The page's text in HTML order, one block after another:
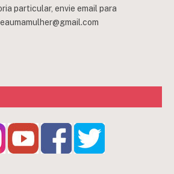
particular, envie email para